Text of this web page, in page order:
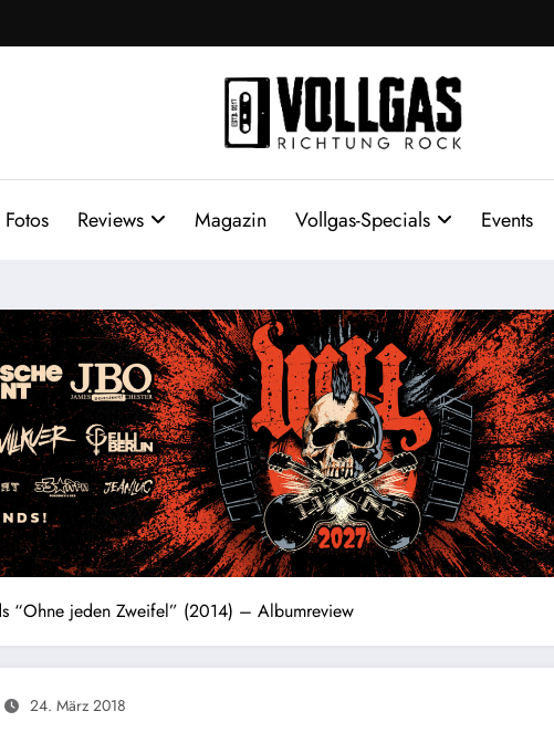
Fotos Reviews Magazin Vollgas-Specials Events
“Ohne jeden Zweifel” (2014) – Albumreview
24. März 2018